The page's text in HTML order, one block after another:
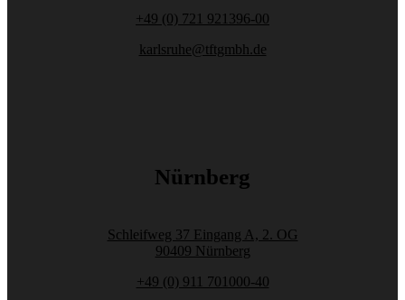
+49 (0) 721 921396-00
karlsruhe@tftgmbh.de
Nürnberg
Schleifweg 37 Eingang A, 2. OG
90409 Nürnberg
+49 (0) 911 701000-40